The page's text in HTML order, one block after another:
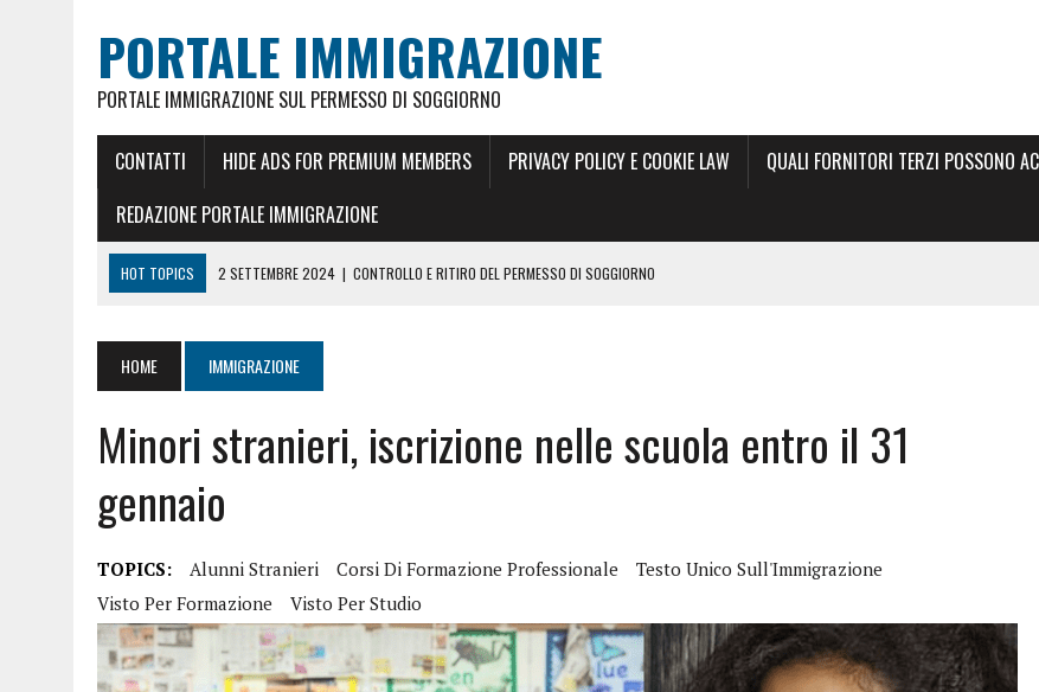
PORTALE IMMIGRAZIONE
PORTALE IMMIGRAZIONE SUL PERMESSO DI SOGGIORNO
CONTATTI HIDE ADS FOR PREMIUM MEMBERS PRIVACY POLICY E COOKIE LAW
QUALI FORNITORI TERZI POSSONO
REDAZIONE PORTALE IMMIGRAZIONE
HOT TOPICS 2 SETTEMBRE 2024 | CONTROLLO E RITIRO DEL PERMESSO DI SOGGIORNO
5 FEBBRAIO 2023 | REDDITO PER CARTA DI SOGGIORNO E PERMESSO ILLIMITATO 2024
18 GIUGNO 2022
CONOSCERE LO STATO DEL PERMESSO DI SOGGIORNO
23 DICEMBRE 2021 | PERMESSO DI SOGGIORNO UE ILLIMITATO ORA 10 ANNI
4 MAGGIO 2025
|
23 FEBBRAIO 2025 | FLUSSI 2025 LE QUOTE PER TIPOLOGIE DI LAVORO
4 GENNAIO 2025
| BONUS NASCITE 2025 ANCHE PER STRANIERI
HOME IMMIGRAZIONE
Minori stranieri, iscrizione nelle scuola entro il 31
gennaio
TOPICS: Alunni Stranieri Corsi Di Formazione Professionale
Testo Unico Sull'Immigrazione
Visto Per Formazione
Visto Per Studio